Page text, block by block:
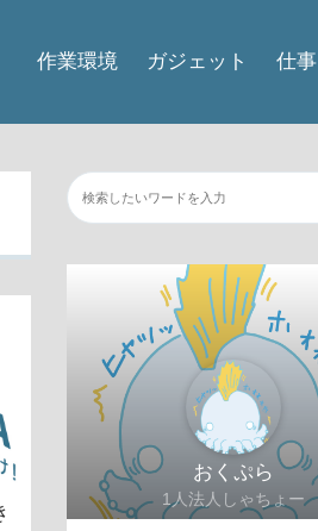
作業環境 ガジェット 仕事
おくぷら
1人法人しゃちょー